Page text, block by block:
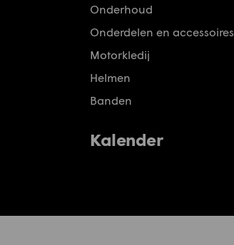
Onderhoud
Onderdelen en accessoires
Motorkledij
Helmen
Banden
Kalender